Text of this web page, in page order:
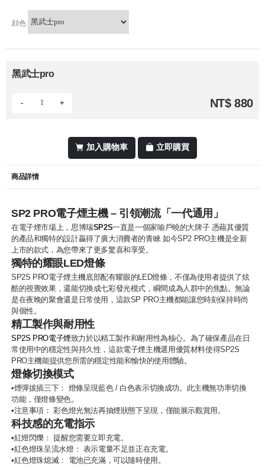
顔色
黑武士pro
- + NT$ 880
加入購物車 立即購買
商品詳情
SP2 PRO電子煙主機 – 引領潮流「一代通用」
在電子煙市場上，思博瑞SP2S一直是一個家喻戶曉的大牌子 憑藉其優質
的產品和獨特的設計贏得了廣大消費者的青睞 如今SP2 PRO主機是全新
上市的款式，為您帶來了更多驚喜和享受。
獨特的耀眼LED燈條
SP2S PRO電子煙主機底部配有耀眼的LED燈條，不僅為使用者提供了炫
酷的視覺效果，還能切換成七彩發光模式，瞬間成為人群中的焦點。無論
是在夜晚的聚會還是日常使用，這款SP PRO主機都能讓您時刻保持時尚
與個性。
精工製作與耐用性
SP2S PRO電子煙致力於以精工製作和耐用性為核心。為了確保產品在日
常使用中的穩定性與持久性，這款電子煙主機選用優質材料使得SP2S
PRO主機能提供您所需的穩定性能和愉快的使用體驗。
燈條切換模式
•煙彈拔插三下： 燈條呈現藍色 / 白色表示切換成功。此主機無功率切換
功能，僅燈條變色。
•注意事項： 彩色燈光無法再抽煙狀態下呈現，僅能展示觀賞用。
科技感的充電指示
•紅燈閃爍： 提醒您需要立即充電。
•紅色燈珠呈流水燈： 表示電量不足並正在充電。
•紅色燈珠熄滅： 電池已充滿，可以隨時使用。